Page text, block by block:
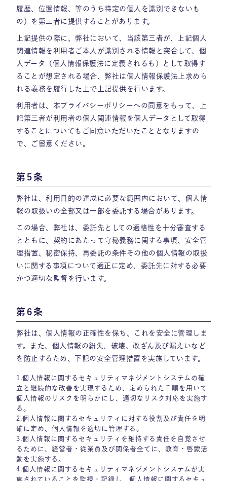
履歴、位置情報、等のうち特定の個人を識別できないも
の）を第三者に提供することがあります。
上記提供の際に、弊社において、当該第三者が、上記個人
関連情報を利用者ご本人が識別される情報と突合して、個
人データ（個人情報保護法に定義されるも）として取得す
ることが想定される場合、弊社は個人情報保護法上求めら
れる義務を履行した上で上記提供を行います。
利用者は、本プライバシーポリシーへの同意をもって、上
記第三者が利用者の個人関連情報を個人データとして取得
することについてもご同意いただいたこととなりますの
で、ご留意ください。
第5条
弊社は、利用目的の達成に必要な範囲内において、個人情
報の取扱いの全部又は一部を委託する場合があります。
この場合、弊社は、委託先としての適格性を十分審査する
とともに、契約にあたって守秘義務に関する事項、安全管
理措置、秘密保持、再委託の条件その他の個人情報の取扱
いに関する事項について適正に定め、委託先に対する必要
かつ適切な監督を行います。
第6条
弊社は、個人情報の正確性を保ち、これを安全に管理しま
す。また、個人情報の紛失、破壊、改ざん及び漏えいなど
を防止するため、下記の安全管理措置を実施しています。
1.個人情報に関するセキュリティマネジメントシステムの確
立と継続的な改善を実現するため、定められた手順を用いて
個人情報のリスクを明らかにし、適切なリスク対応を実施す
る。
2.個人情報に関するセキュリティに対する役割及び責任を明
確に定め、個人情報を適切に管理する。
3.個人情報に関するセキュリティを維持する責任を自覚させ
るために、経営者・従業員及び関係者全てに、教育・啓蒙活
動を実施する。
4.個人情報に関するセキュリティマネジメントシステムが実
施されていることを監視・記録し、個人情報に関するセキュ